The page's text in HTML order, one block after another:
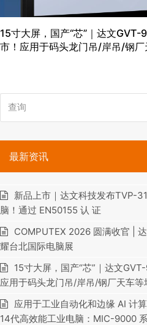
15寸大屏，国产“芯”｜达文GVT-
市！应用于码头龙门吊/岸吊/钢
询
最新资讯
新品上市｜达文科技发布TVP-
脑！通过 EN50155 认 证
COMPUTEX 2026 圆满收官 |
耀台北国际电脑展
15寸大屏，国产“芯”｜达文
应用于码头龙门吊/岸吊/钢厂天车等
应用于工业自动化和边缘 AI 计
14代高效能工业电脑：MIC-9000